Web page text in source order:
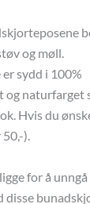
og møll.
sydd i 100%
og naturfarget
Hvis du
).
for å
disse